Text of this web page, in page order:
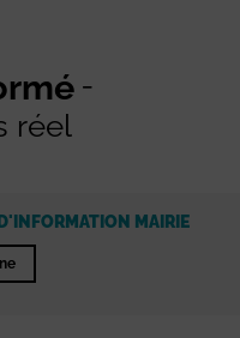
réel
MAIRIE